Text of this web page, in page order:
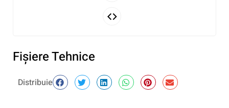
Fişiere Tehnice
Distribuie